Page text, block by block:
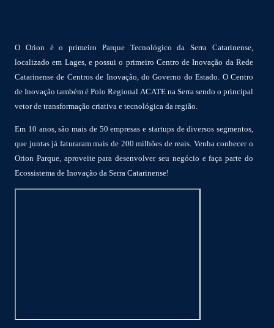
O Orion é o primeiro Parque Tecnológico da Serra Catarinense,
localizado em Lages, e possui o primeiro Centro de Inovação da Rede
Catarinense de Centros de Inovação, do Governo do Estado. O Centro
de Inovação também é Polo Regional ACATE na Serra sendo o principal
vetor de transformação criativa e tecnológica da região.
Em 10 anos, são mais de 50 empresas e startups de diversos segmentos,
que juntas já faturaram mais de 200 milhões de reais. Venha conhecer o
Orion Parque, aproveite para desenvolver seu negócio e faça parte do
Ecossistema de Inovação da Serra Catarinense!